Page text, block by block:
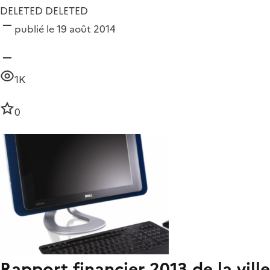
DELETED DELETED
publié le 19 août 2014
1K
0